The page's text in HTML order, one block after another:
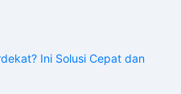
Ini Solusi Cepat dan